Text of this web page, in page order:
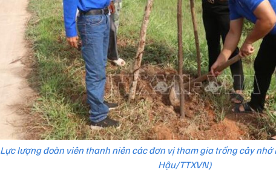
Lực lượng đoàn viên thanh niên các đơn vị tham gia trồng cây nhớ
Hậu/TTXVN)